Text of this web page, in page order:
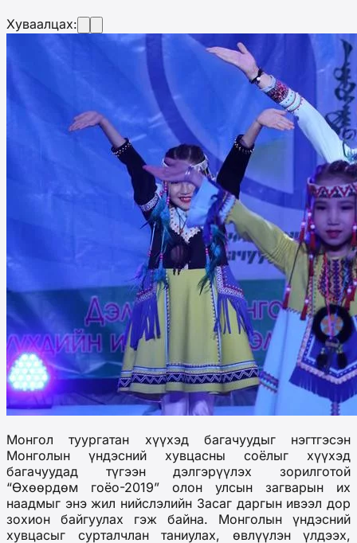
Хуваалцах:
Монгол туургатан хүүхэд багачуудыг нэгтгэсэн
Монголын үндэсний хувцасны соёлыг хүүхэд
багачуудад түгээн дэлгэрүүлэх зорилготой
“Өхөөрдөм гоёо-2019” олон улсын загварын их
наадмыг энэ жил нийслэлийн Засаг даргын ивээл дор
зохион байгуулах гэж байна. Монголын үндэсний
хувцасыг сурталчлан таниулах, өвлүүлэн үлдээх,